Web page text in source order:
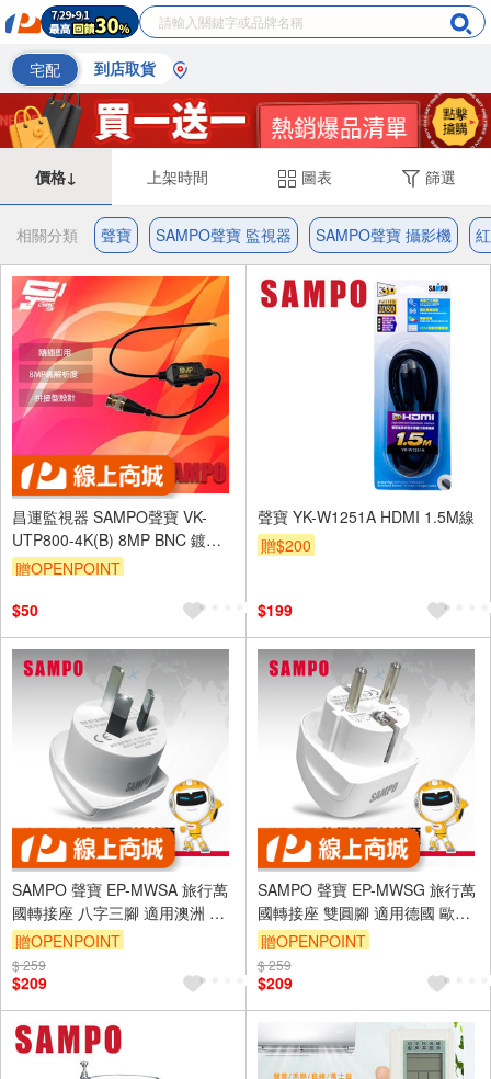
宅配 到店取貨
價格↓ 上架時間 圖表 篩選
相關分類 聲寶 SAMPO聲寶 監視器 SAMPO聲寶 攝影機
昌運監視器 SAMPO聲寶 VK-
UTP800-4K(B) 8MP BNC 鍍金
絞線傳輸器 BNC絞線器 1入
贈OPENPOINT
$50
聲寶 YK-W1251A HDMI 1.5M線
贈$200
$199
SAMPO 聲寶 EP-MWSA 旅行萬
國轉接座 八字三腳 適用澳洲 紐
西蘭 中國
贈OPENPOINT
$ 259
$209
SAMPO 聲寶 EP-MWSG 旅行萬
國轉接座 雙圓腳 適用德國 歐盟
俄羅斯 韓國 印尼
贈OPENPOINT
$ 259
$209